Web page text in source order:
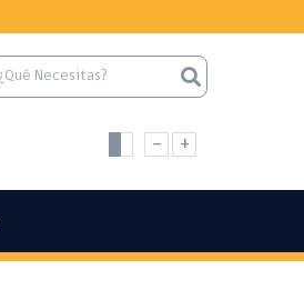
- +